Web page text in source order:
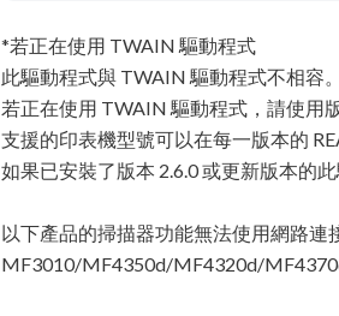
*若正在使用 TWAIN 驅動程式
此驅動程式與 TWAIN 驅動程式不相容。
若正在使用 TWAIN 驅動程式，請使用
支援的印表機型號可以在每一版本的
如果已安裝了版本 2.6.0 或更新版本的
以下產品的掃描器功能無法使用網路連
MF3010/MF4350d/MF4320d/